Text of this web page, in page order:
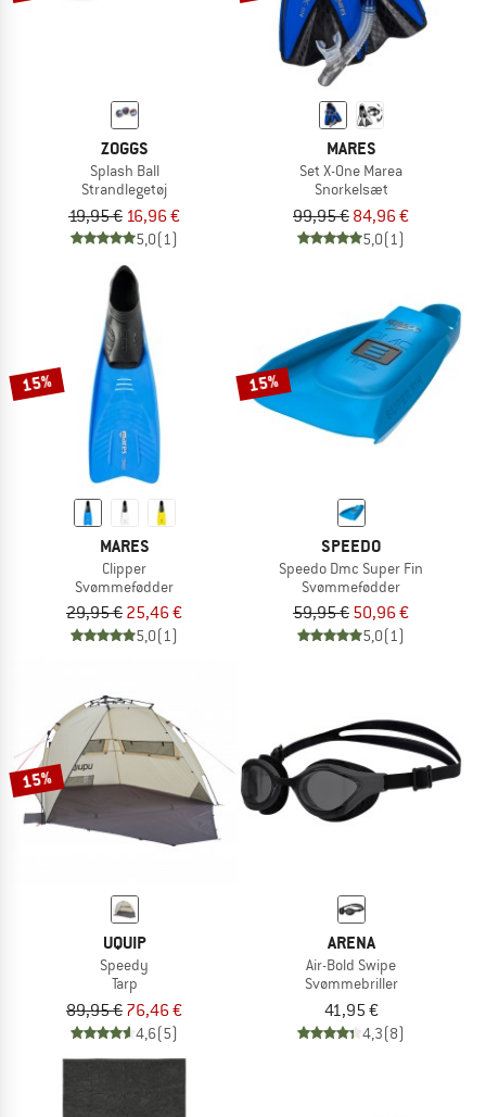
ZOGGS
Splash Ball
Strandlegetøj
19,95 € 16,96 €
5,0(1)
MARES
Set X-One Marea
Snorkelsæt
99,95 € 84,96 €
5,0(1)
15%
MARES
Clipper
Svømmefødder
29,95 € 25,46 €
5,0(1)
15%
SPEEDO
Speedo Dmc Super Fin
Svømmefødder
59,95 € 50,96 €
5,0(1)
15%
UQUIP
Speedy
Tarp
89,95 € 76,46 €
4,6(5)
ARENA
Air-Bold Swipe
Svømmebriller
41,95 €
4,3(8)